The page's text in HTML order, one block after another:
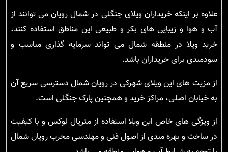
علاوه بر اینکه خریداران ویلای جنگلی در شمال رویان می توانند از
آب و هوا و زیبایی های بکر و طبیعی این مناطق استفاده کنند،
خرید ویلا در منطقه شمال می تواند سرمایه گذاری مناسب و
سودمندی برای خریداران باشد.
از مزیت های این ویلای شهرکی در رویان شمال دسترسی سریع آن
به خیابان اصلی، مراکز خرید و همچنین پارک جنگلی است.
از ویژگی های خاص این ویلا استفاده از متریال لوکس و با کیفیت
در ساخت و بهره مندی از اصول فنی و مهندسی مجرب رویان شمال